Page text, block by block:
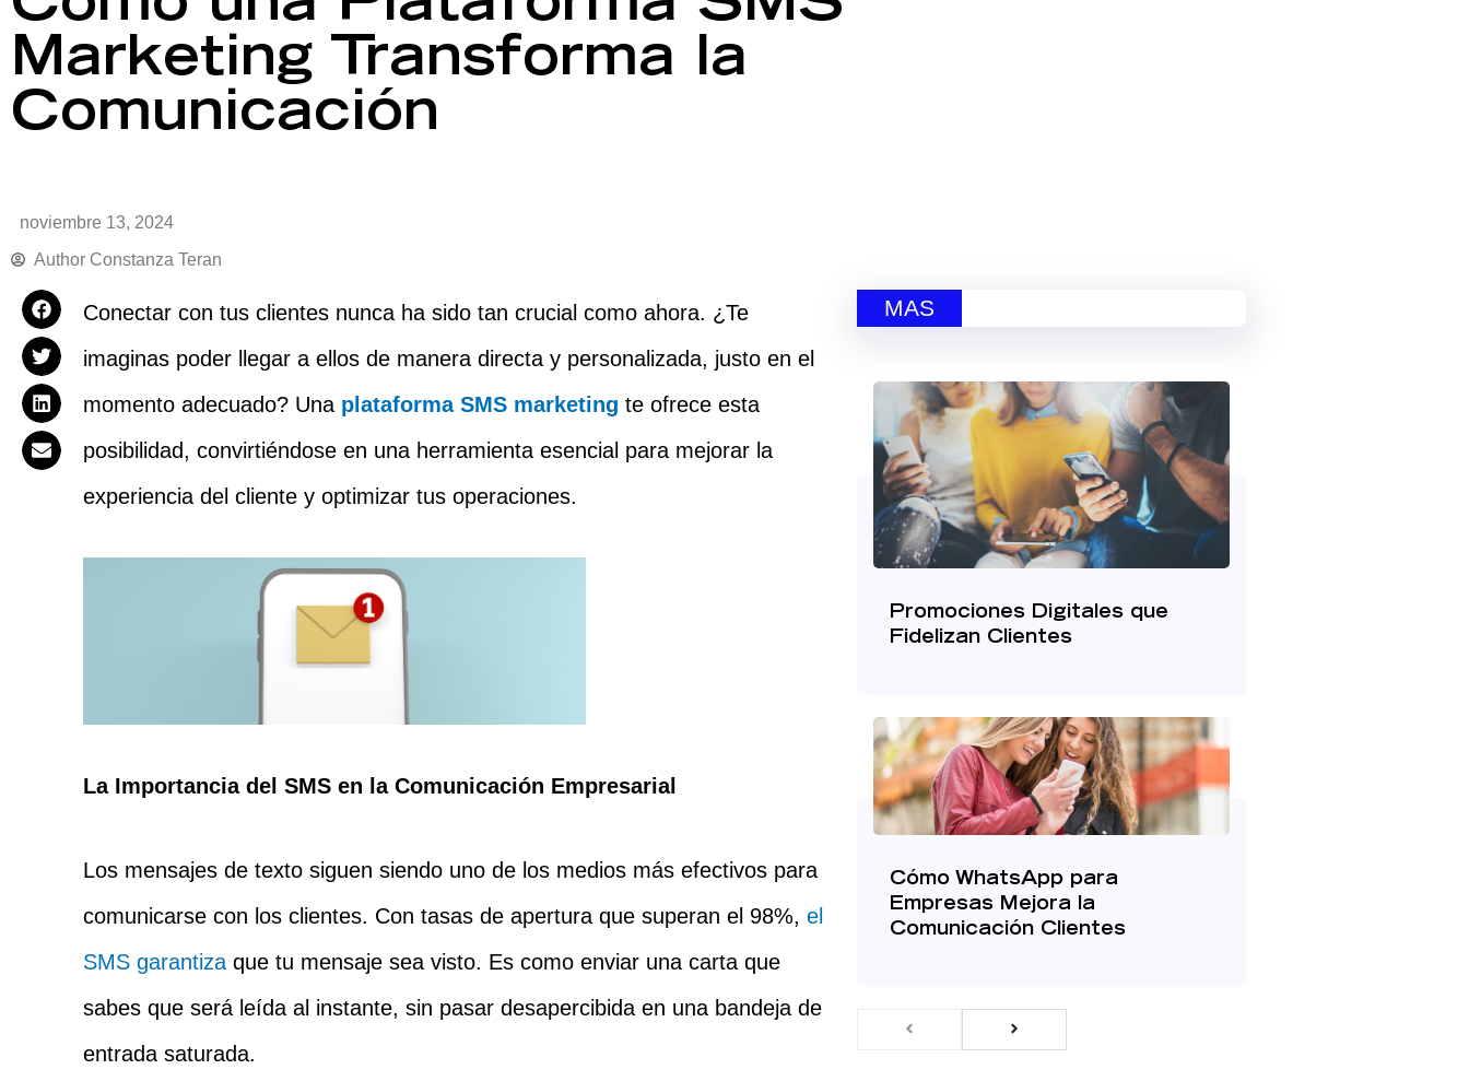
Marketing Transforma la
Comunicación
noviembre 13, 2024
Author Constanza Teran
Conectar con tus clientes nunca ha sido tan crucial como ahora. ¿Te
imaginas poder llegar a ellos de manera directa y personalizada, justo en el
momento adecuado? Una plataforma SMS marketing te ofrece esta
posibilidad, convirtiéndose en una herramienta esencial para mejorar la
experiencia del cliente y optimizar tus operaciones.
La Importancia del SMS en la Comunicación Empresarial
Los mensajes de texto siguen siendo uno de los medios más efectivos para
comunicarse con los clientes. Con tasas de apertura que superan el 98%,el
SMS garantiza que tu mensaje sea visto. Es como enviar una carta que
sabes que será leída al instante, sin pasar desapercibida en una bandeja de
entrada saturada.
MAS
Promociones Digitales que
Fidelizan Clientes
Cómo WhatsApp para
Empresas Mejora la
Comunicación Clientes